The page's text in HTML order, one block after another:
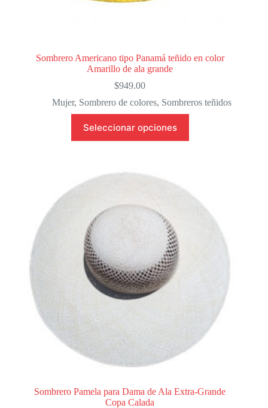
Sombrero Americano tipo Panamá teñido en color
Amarillo de ala grande
$949.00
Mujer, Sombrero de colores, Sombreros teñidos
Seleccionar opciones
producto
tiene
Las
pueden
producto
Sombrero Pamela para Dama de Ala Extra-Grande
Copa Calada